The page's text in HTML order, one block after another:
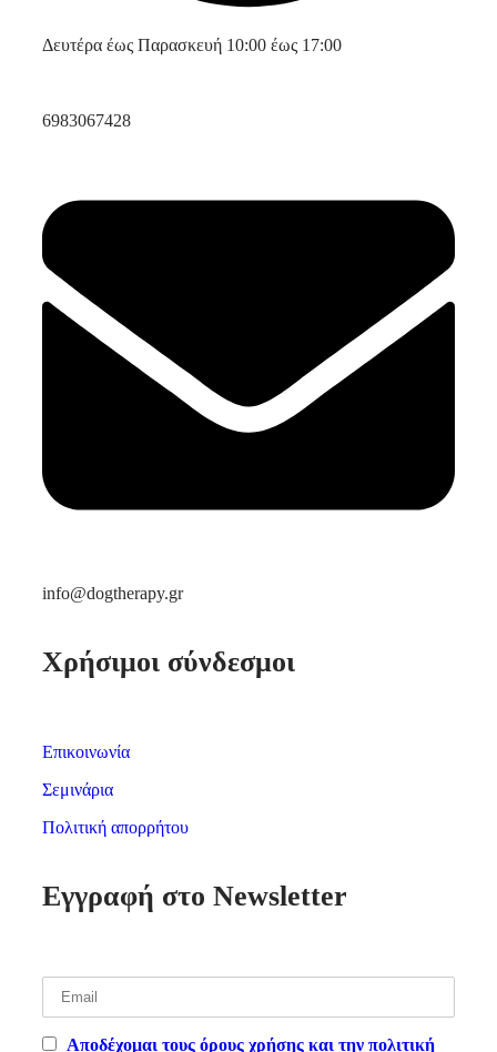
Δευτέρα έως Παρασκευή 10:00 έως 17:00
6983067428
info@dogtherapy.gr
Χρήσιμοι σύνδεσμοι
Επικοινωνία
Σεμινάρια
Πολιτική απορρήτου
Εγγραφή στο Newsletter
Αποδέχομαι τους όρους χρήσης και την πολιτική